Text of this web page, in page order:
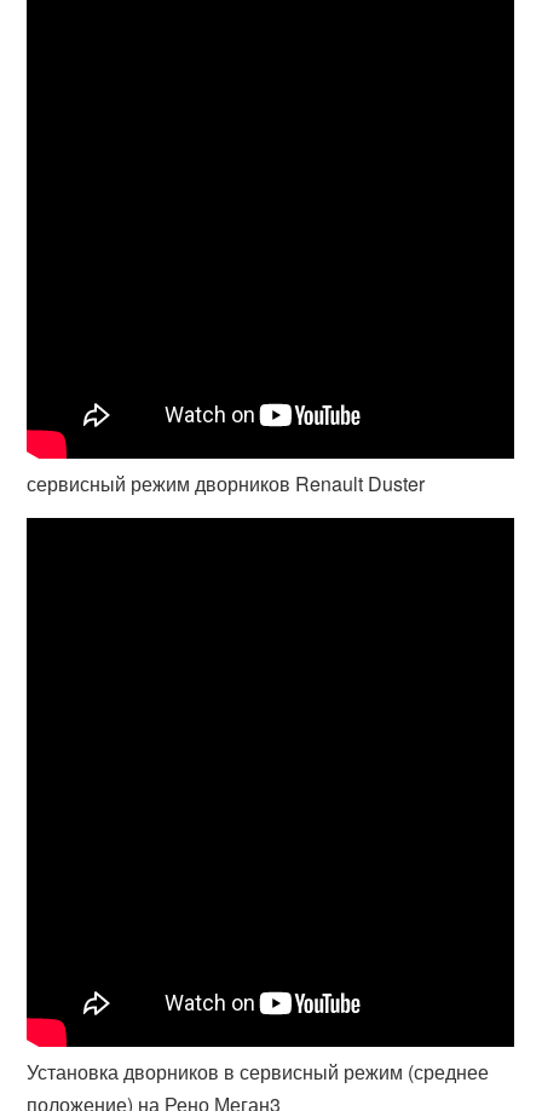
сервисный режим дворников Renault Duster
Установка дворников в сервисный режим (среднее
положение) на Рено Меган3